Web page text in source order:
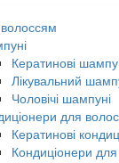
Кератинові
Лікувальний
Чоловічі шампуні
для
Кератинові
Кондиціонери для